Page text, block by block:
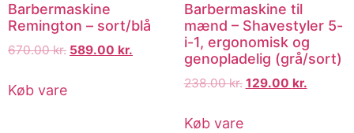
Barbermaskine
Remington – sort/blå
670.00kr. 589.00 kr.
Køb vare
Barbermaskine til
mænd – Shavestyler 5-
i-1, ergonomisk og
genopladelig (grå/sort)
238.00kr. 129.00 kr.
Køb vare